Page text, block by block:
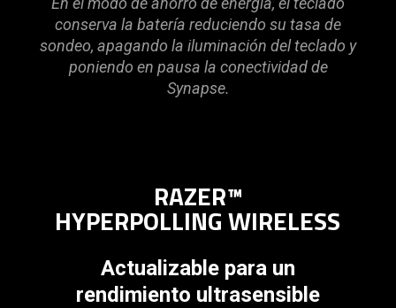
conserva la batería reduciendo su tasa de
sondeo, apagando la iluminación del teclado y
poniendo en pausa la conectividad de
Synapse.
RAZER™
HYPERPOLLING WIRELESS
Actualizable para un
rendimiento ultrasensible